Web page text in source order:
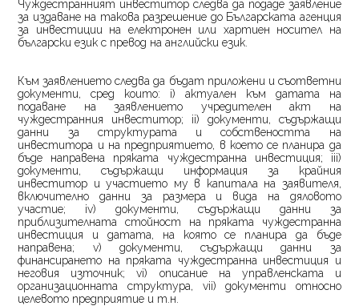
Чуждестранният инвеститор следва да подаде заявление
за издаване на такова разрешение до Българската агенция
за инвестиции на електронен или хартиен носител на
български език с превод на английски език.
Към заявлението следва да бъдат приложени и съответни
документи, сред които: i) актуален към датата на
подаване на заявлението учредителен акт на
чуждестранния инвеститор; ii) документи, съдържащи
данни за структурата и собствеността на
инвеститора и на предприятието, в което се планира да
бъде направена пряката чуждестранна инвестиция; iii)
документи, съдържащи информация за крайния
инвеститор и участието му в капитала на заявителя,
включително данни за размера и вида на дяловото
участие; iv) документи, съдържащи данни за
приблизителната стойност на пряката чуждестранна
инвестиция и датата, на която се планира да бъде
направена; v) документи, съдържащи данни за
финансирането на пряката чуждестранна инвестиция и
неговия източник; vi) описание на управленската и
организационната структура, vii) документи относно
целевото предприятие и т.н.